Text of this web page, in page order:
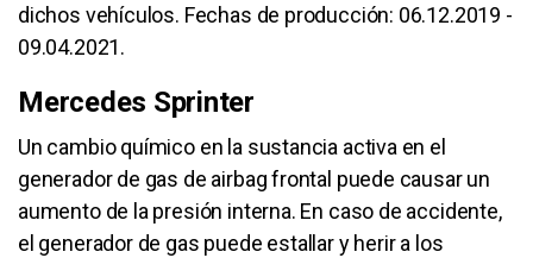
dichos vehículos. Fechas de producción: 06.12.2019 -
09.04.2021.
Mercedes Sprinter
Un cambio químico en la sustancia activa en el
generador de gas de airbag frontal puede causar un
aumento de la presión interna. En caso de accidente,
el generador de gas puede estallar y herir a los